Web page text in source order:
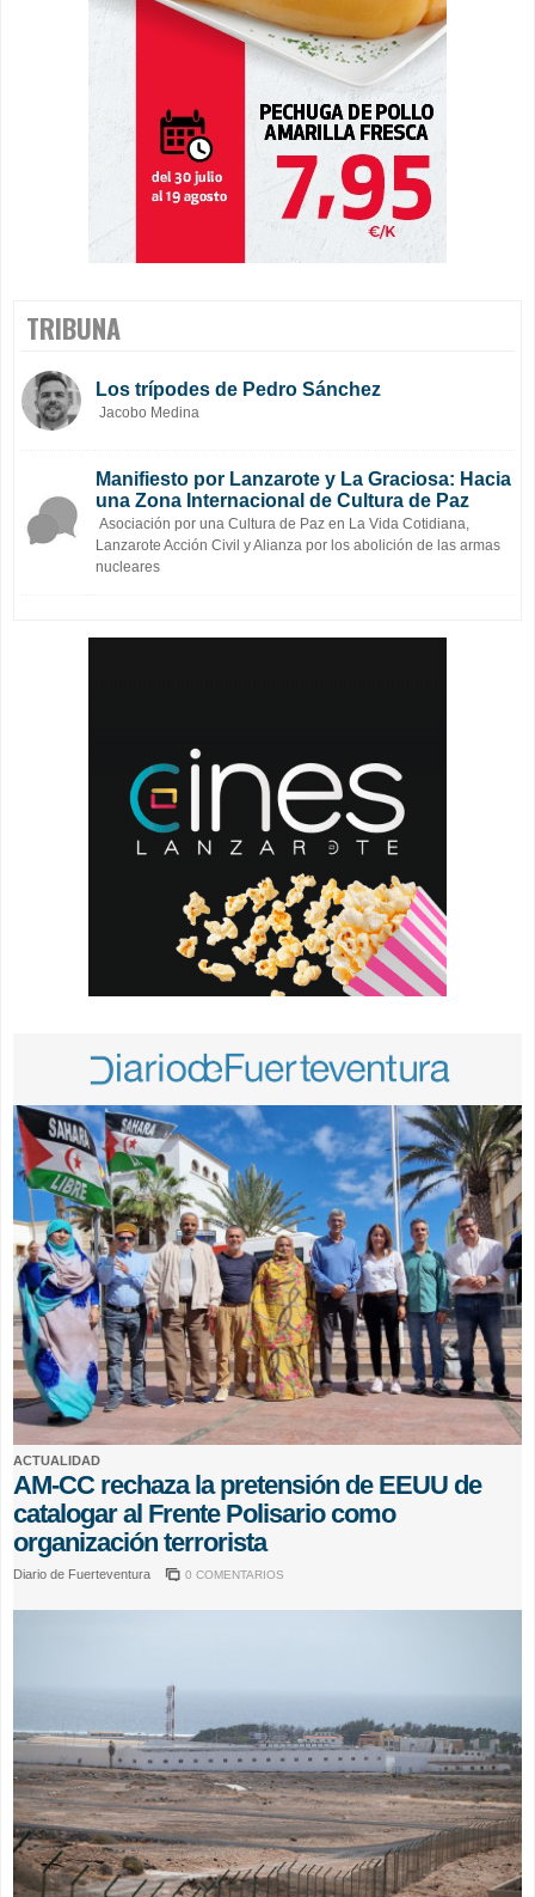
TRIBUNA
Los trípodes de Pedro Sánchez
Jacobo Medina
Manifiesto por Lanzarote y La Graciosa: Hacia
una Zona Internacional de Cultura de Paz
Asociación por una Cultura de Paz en La Vida Cotidiana,
Lanzarote Acción Civil y Alianza por los abolición de las armas
nucleares
ACTUALIDAD
AM-CC rechaza la pretensión de EEUU de
catalogar al Frente Polisario como
organización terrorista
Diario de Fuerteventura 0 COMENTARIOS